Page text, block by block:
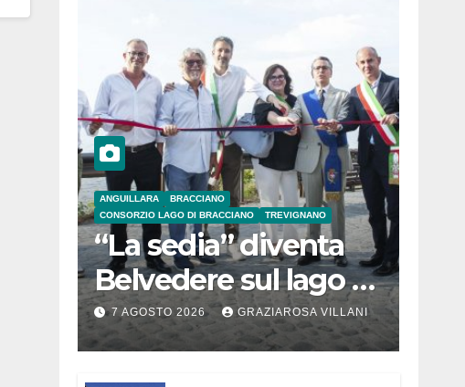
ANGUILLARA
BRACCIANO
CONSORZIO LAGO DI BRACCIANO
TREVIGNANO
“La sedia” diventa
Belvedere sul lago di
Bracciano: ieri
l’inaugurazione
7 AGOSTO 2026 GRAZIAROSA VILLANI